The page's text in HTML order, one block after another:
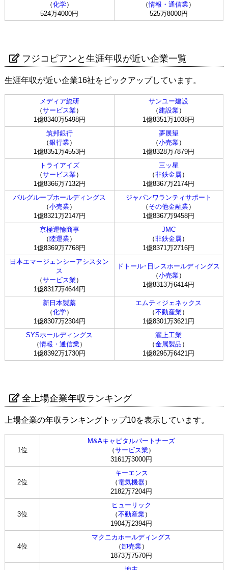
（化学）
524万4000円
（情報・通信業）
525万8000円
フジコピアンと生涯年収が近い企業一覧
生涯年収が近い企業16社をピックアップしています。
メディア総研
（サービス業）
1億8340万5498円
サンユー建設
（建設業）
1億8351万1038円
筑邦銀行
（銀行業）
1億8351万4553円
夢展望
（小売業）
1億8328万7879円
トライアイズ
（サービス業）
1億8366万7132円
三ッ星
（非鉄金属）
1億8367万2174円
パルグループホールディングス
（小売業）
1億8321万2147円
ジャパンワランティサポート
（ その他金融業）
1億8367万9458円
京極運輸商事
（ 陸運業）
1億8369万7768円
JMC
（非鉄金属）
1億8371万2716円
日本エマージェンシーアシスタン
ス
（サービス業）
1億8317万4644円
ドトール･日レスホールディングス
（小売業）
1億8313万6414円
新日本製薬
（化学）
1億8307万2304円
エムティジェネックス
（不動産業）
1億8301万3621円
SYSホールディングス
（情報・通信業）
1億8392万1730円
瀧上工業
（金属製品 ）
1億8295万6421円
全上場企業年収ランキング
上場企業の年収ランキングトップ10を表示しています。
1位
M&Aキャピタルパートナーズ
（サービス業）
3161万3000円
2位
キーエンス
（ 電気機器）
2182万7204円
3位
ヒューリック
（不動産業）
1904万2394円
4位
マクニカホールディングス
（卸売業）
1873万7570円